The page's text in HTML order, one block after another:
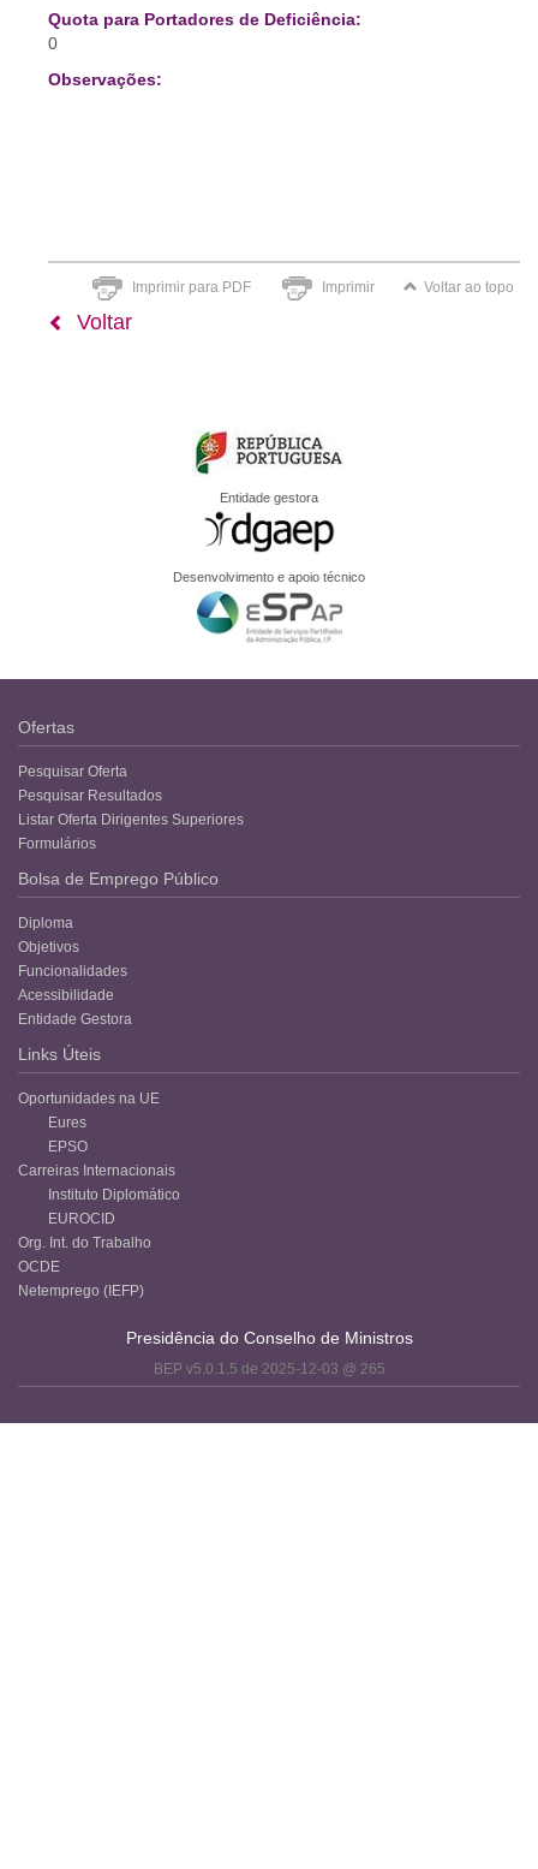
Quota para Portadores de Deficiência:
0
Observações:
Imprimir para PDF Imprimir Voltar ao topo
Voltar
Entidade gestora
Desenvolvimento e apoio técnico
Ofertas
Pesquisar Oferta
Pesquisar Resultados
Listar Oferta Dirigentes Superiores
Formulários
Bolsa de Emprego Público
Diploma
Objetivos
Funcionalidades
Acessibilidade
Entidade Gestora
Links Úteis
Oportunidades na UE
Eures
EPSO
Carreiras Internacionais
Instituto Diplomático
EUROCID
Org. Int. do Trabalho
OCDE
Netemprego (IEFP)
Presidência do Conselho de Ministros
BEP v5.0.1.5 de 2025-12-03 @ 265